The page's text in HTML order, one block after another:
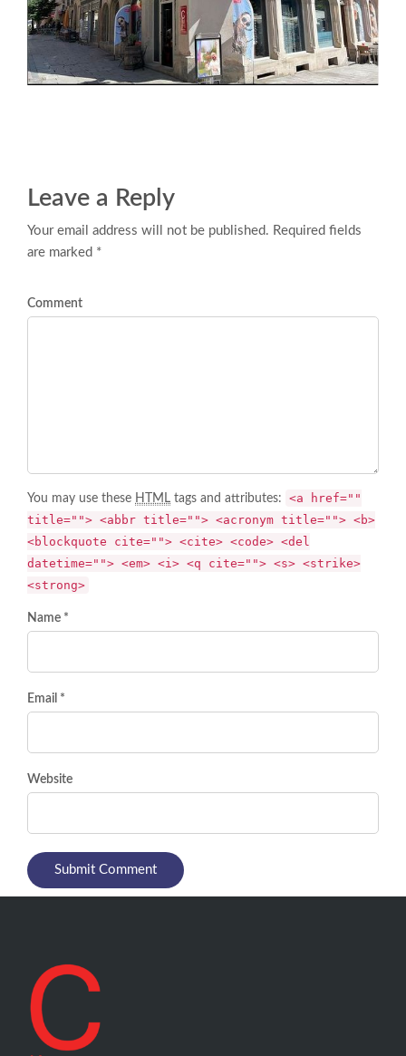
Leave a Reply
Your email address will not be published. Required fields
are marked *
Comment
You may use these HTML tags and attributes:
<a href=""
title=""> <abbr title=""> <acronym title=""> <b>
<blockquote cite=""> <cite> <code> <del
datetime=""> <em> <i> <q cite=""> <s> <strike>
<strong>
Name *
Email *
Website